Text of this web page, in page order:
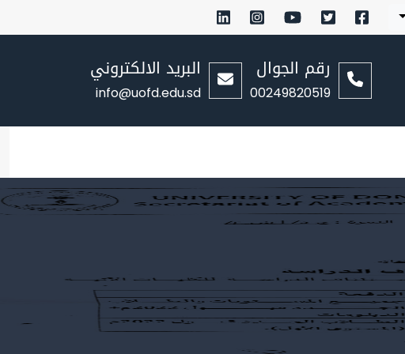
رقم الجوال
00249820519
البريد الالكتروني
info@uofd.edu.sd